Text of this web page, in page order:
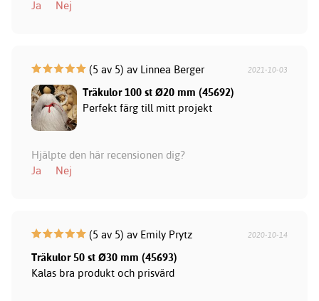
Ja
Nej
(5 av 5) av Linnea Berger 2021-10-03
Träkulor 100 st Ø20 mm (45692)
Perfekt färg till mitt projekt
Hjälpte den här recensionen dig?
Ja
Nej
(5 av 5) av Emily Prytz 2020-10-14
Träkulor 50 st Ø30 mm (45693)
Kalas bra produkt och prisvärd